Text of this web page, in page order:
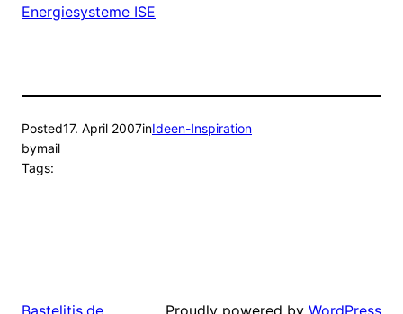
Energiesysteme ISE
Posted17. April 2007inIdeen-Inspiration
bymail
Tags:
Proudly powered by WordPress